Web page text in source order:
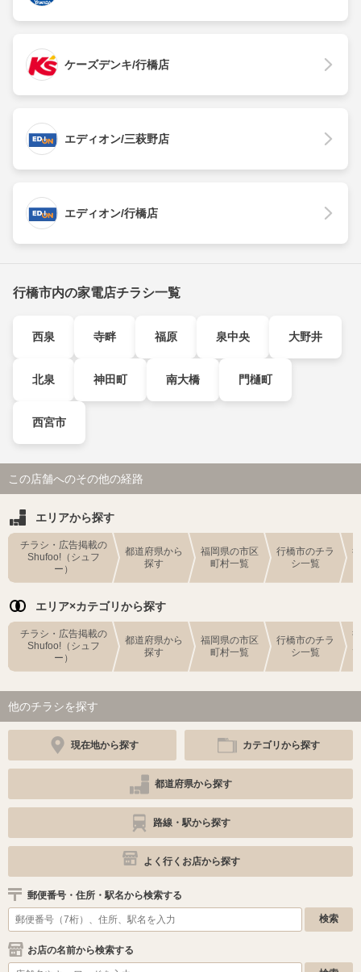
ケーズデンキ/行橋店
エディオン/三萩野店
エディオン/行橋店
行橋市内の家電店チラシ一覧
西泉 寺畔 福原 泉中央 大野井
北泉 神田町 南大橋 門樋町
西宮市
この店舗へのその他の経路
エリアから探す
チラシ・広告掲載の
Shufoo!（シュフ
ー）
都道府県から
探す
福岡県の市区
町村一覧
行橋市のチラ
シ一覧
エリア×カテゴリから探す
チラシ・広告掲載の
Shufoo!（シュフ
ー）
都道府県から
探す
福岡県の市区
町村一覧
行橋市のチラ
シ一覧
他のチラシを探す
現在地から探す カテゴリから探す
都道府県から探す
路線・駅から探す
よく行くお店から探す
郵便番号・住所・駅名から検索する
お店の名前から検索する